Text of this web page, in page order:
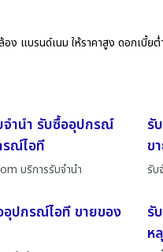
แบรนด์เนม ให้ราคาสูง ดอกเบี้ยต่
จำนำ รับซื้ออุปกรณ์
รณ์ไอที
บริการรับจำนำ
รั
ข
รับ
ปกรณ์ไอที ขายของ
รั
ห